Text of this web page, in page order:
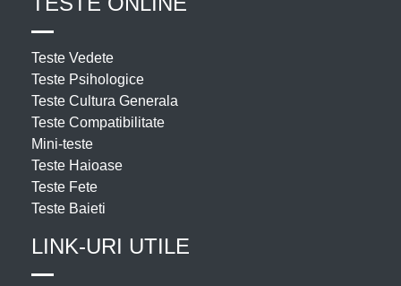
Teste Vedete
Teste Psihologice
Teste Cultura Generala
Teste Compatibilitate
Mini-teste
Teste Haioase
Teste Fete
Teste Baieti
LINK-URI UTILE